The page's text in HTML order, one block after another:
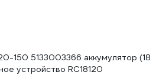
150 5133003366 аккумулятор (18
устройство RC18120